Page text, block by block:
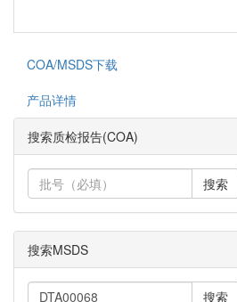
COA/MSDS下载
产品详情
搜索质检报告(COA)
搜索
搜索MSDS
搜索